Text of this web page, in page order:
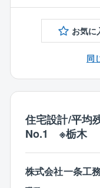
【同社の強み】
〇東証スタンダー
独自の優れたノ
対応を実施。24時
社員が一次受付を
なっています。ま
模修繕の施工元請
助
〇担当物件の巡回
〇居住者対応
※100戸未満のマ
〈平均勤続年数
す！〉
19時以降の残業
会が夜行われる場
期的に就業をでき
お気に
同
住宅設計/平均
No.1 ※栃木
株式会社一条工